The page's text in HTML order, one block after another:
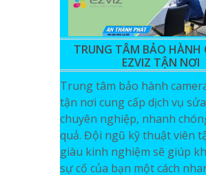
TRUNG TÂM BẢO HÀNH
EZVIZ TẬN NƠI
Trung tâm bảo hành
tận nơi cung cấp dịch vụ
chuyên nghiệp, nhanh
quả. Đội ngũ kỹ thuật viên
giàu kinh nghiệm sẽ giúp
sự cố của bạn một cách